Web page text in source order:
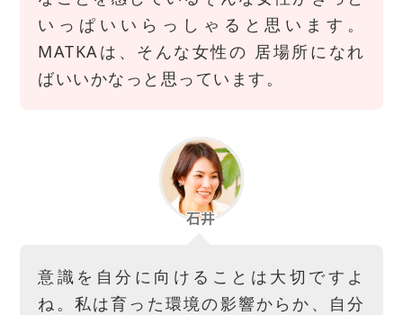
いっぱいいらっしゃると思います。
MATKAは、そんな女性の 居場所になれ
ばいいかなっと思っています。
意識を自分に向けることは大切ですよ
ね。私は育った環境の影響からか、自分